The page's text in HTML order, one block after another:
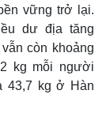
vững trở lại.
dư địa tăng
còn khoảng
kg mỗi người
43,7 kg ở Hàn